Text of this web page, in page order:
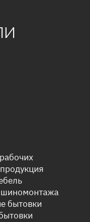
бытовки